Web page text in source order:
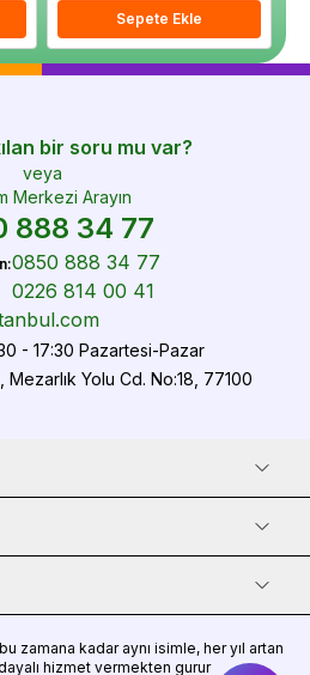
Sepete Ekle
bir soru mu var?
veya
Merkezi Arayın
888 34 77
:0850 888 34 77
0226 814 00 41
- 17:30 Pazartesi-Pazar
Mezarlık Yolu Cd. No:18, 77100
zamana kadar aynı isimle, her yıl artan
hizmet vermekten gurur